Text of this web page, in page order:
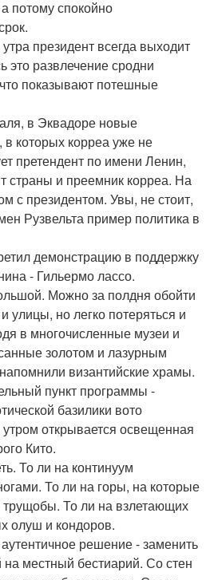
потому спокойно
президент всегда выходит
это развлечение сродни
показывают потешные
в Эквадоре новые
которых корреа уже не
претендент по имени Ленин,
страны и преемник корреа. На
с президентом. Увы, не стоит,
Рузвельта пример политика в
демонстрацию в поддержку
- Гильермо лассо.
Можно за полдня обойти
улицы, но легко потеряться и
в многочисленные музеи и
золотом и лазурным
византийские храмы.
пункт программы -
базилики вото
открывается освещенная
Кито.
То ли на континуум
То ли на горы, на которые
трущобы. То ли на взлетающих
олуш и кондоров.
решение - заменить
на местный бестиарий. Со стен